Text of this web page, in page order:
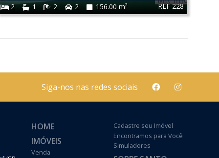
REF 228
2
1 2 2 156.00 m²
Siga-nos nas redes sociais
HOME
IMÓVEIS
Venda
Cadastre seu Imóvel
Encontramos para Você
Simuladores